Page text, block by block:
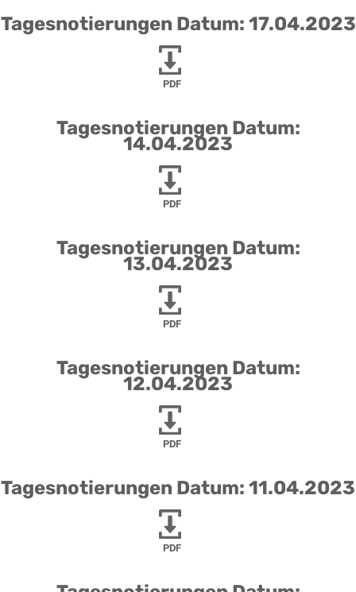
Tagesnotierungen Datum: 17.04.2023
PDF
Tagesnotierungen Datum:
14.04.2023
PDF
Tagesnotierungen Datum:
13.04.2023
PDF
Tagesnotierungen Datum:
12.04.2023
PDF
Tagesnotierungen Datum: 11.04.2023
PDF